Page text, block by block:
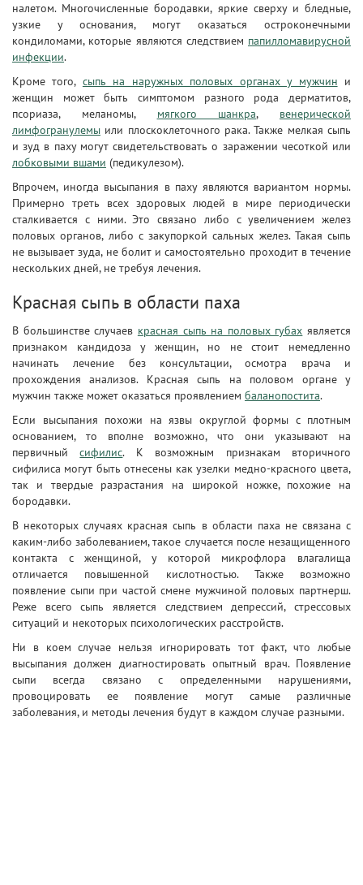
налетом. Многочисленные бородавки, яркие сверху и бледные,
узкие у основания, могут оказаться остроконечными
кондиломами, которые являются следствием папилломавирусной
инфекции.
Кроме того, сыпь на наружных половых органах у мужчин и
женщин может быть симптомом разного рода дерматитов,
псориаза, меланомы, мягкого шанкра, венерической
лимфогранулемы или плоскоклеточного рака. Также мелкая сыпь
и зуд в паху могут свидетельствовать о заражении чесоткой или
лобковыми вшами (педикулезом).
Впрочем, иногда высыпания в паху являются вариантом нормы.
Примерно треть всех здоровых людей в мире периодически
сталкивается с ними. Это связано либо с увеличением желез
половых органов, либо с закупоркой сальных желез. Такая сыпь
не вызывает зуда, не болит и самостоятельно проходит в течение
нескольких дней, не требуя лечения.
Красная сыпь в области паха
В большинстве случаев красная сыпь на половых губах является
признаком кандидоза у женщин, но не стоит немедленно
начинать лечение без консультации, осмотра врача и
прохождения анализов. Красная сыпь на половом органе у
мужчин также может оказаться проявлением баланопостита.
Если высыпания похожи на язвы округлой формы с плотным
основанием, то вполне возможно, что они указывают на
первичныйсифилис. К возможным признакам вторичного
сифилиса могут быть отнесены как узелки медно-красного цвета,
так и твердые разрастания на широкой ножке, похожие на
бородавки.
В некоторых случаях красная сыпь в области паха не связана с
каким-либо заболеванием, такое случается после незащищенного
контакта с женщиной, у которой микрофлора влагалища
отличается повышенной кислотностью. Также возможно
появление сыпи при частой смене мужчиной половых партнерш.
Реже всего сыпь является следствием депрессий, стрессовых
ситуаций и некоторых психологических расстройств.
Ни в коем случае нельзя игнорировать тот факт, что любые
высыпания должен диагностировать опытный врач. Появление
сыпи всегда связано с определенными нарушениями,
провоцировать ее появление могут самые различные
заболевания, и методы лечения будут в каждом случае разными.